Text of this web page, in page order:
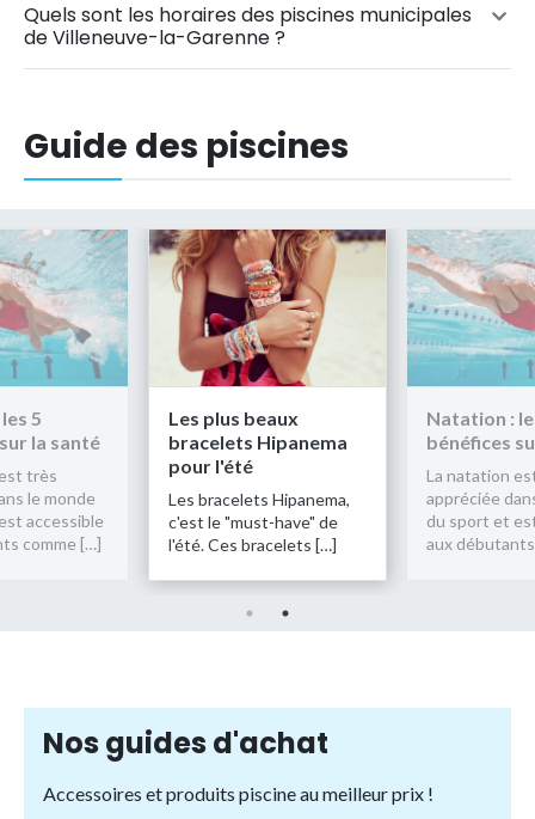
Quels sont les horaires des piscines municipales
de Villeneuve-la-Garenne ?
Guide des piscines
Les plus beaux
bracelets Hipanema
pour l'été
Les bracelets Hipanema,
c'est le "must-have" de
l'été. Ces bracelets […]
Natation : les 5
bénéfices sur la santé
appréciée dans le monde
du sport et est accessible
aux débutants comme […]
Nos guides d'achat
Accessoires et produits piscine au meilleur prix !